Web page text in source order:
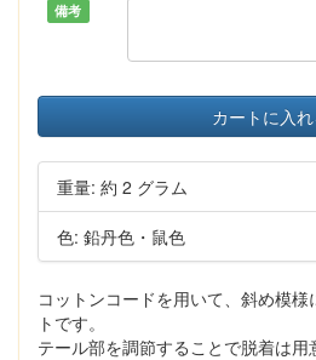
備考
カートに入れ
重量: 約 2 グラム
色: 鉛丹色・鼠色
コットンコードを用いて、斜め模
トです。
テール部を調節することで脱着は用